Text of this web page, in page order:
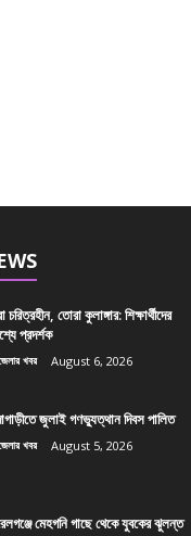
চরিত্রহীন, তোরা কুলাঙ্গার: শিক্ষার্থীদের
প্রদর্শক
খবর August 6, 2026
জুলাই গণভ্যুত্থান দিবস পালিত
খবর August 5, 2026
মেহগনি গাছে থেকে যুবকের ঝুলন্ত